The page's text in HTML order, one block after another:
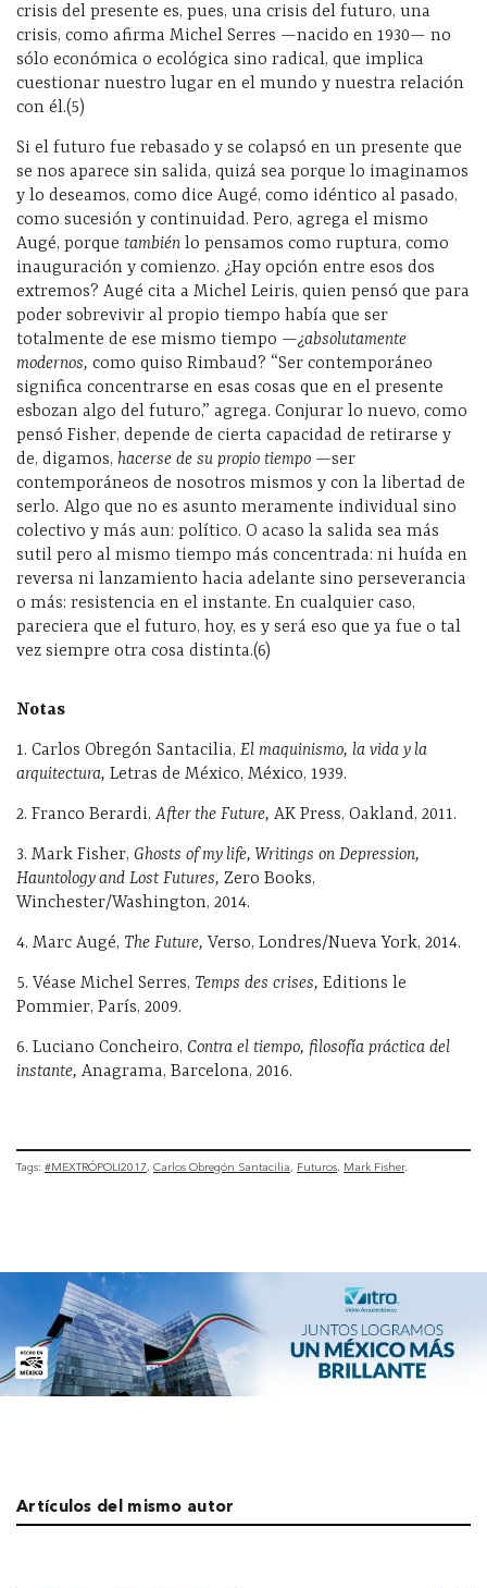
crisis del presente es, pues, una crisis del futuro, una
crisis, como afirma Michel Serres —nacido en 1930— no
sólo económica o ecológica sino radical, que implica
cuestionar nuestro lugar en el mundo y nuestra relación
con él.(5)
Si el futuro fue rebasado y se colapsó en un presente que
se nos aparece sin salida, quizá sea porque lo imaginamos
y lo deseamos, como dice Augé, como idéntico al pasado,
como sucesión y continuidad. Pero, agrega el mismo
Augé, porque también lo pensamos como ruptura, como
inauguración y comienzo. ¿Hay opción entre esos dos
extremos? Augé cita a Michel Leiris, quien pensó que para
poder sobrevivir al propio tiempo había que ser
totalmente de ese mismo tiempo —¿absolutamente
modernos, como quiso Rimbaud? “Ser contemporáneo
significa concentrarse en esas cosas que en el presente
esbozan algo del futuro,” agrega. Conjurar lo nuevo, como
pensó Fisher, depende de cierta capacidad de retirarse y
de, digamos, hacerse de su propio tiempo —ser
contemporáneos de nosotros mismos y con la libertad de
serlo. Algo que no es asunto meramente individual sino
colectivo y más aun: político. O acaso la salida sea más
sutil pero al mismo tiempo más concentrada: ni huída en
reversa ni lanzamiento hacia adelante sino perseverancia
o más: resistencia en el instante. En cualquier caso,
pareciera que el futuro, hoy, es y será eso que ya fue o tal
vez siempre otra cosa distinta.(6)
Notas
1. Carlos Obregón Santacilia, El maquinismo, la vida y la
arquitectura, Letras de México, México, 1939.
2. Franco Berardi,After the Future, AK Press, Oakland, 2011.
3. Mark Fisher, Ghosts of my life, Writings on Depression,
Hauntology and Lost Futures, Zero Books,
Winchester/Washington, 2014.
4. Marc Augé, The Future, Verso, Londres/Nueva York, 2014.
5. Véase Michel Serres, Temps des crises, Editions le
Pommier, París, 2009.
6. Luciano Concheiro, Contra el tiempo, filosofía práctica del
instante, Anagrama, Barcelona, 2016.
Tags: #MEXTRÓPOLI2017 Carlos Obregón Santacilia Futuros Mark Fisher
Artículos del mismo autor